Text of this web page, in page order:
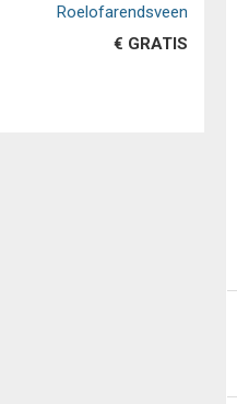
Roelofarendsveen
€ GRATIS